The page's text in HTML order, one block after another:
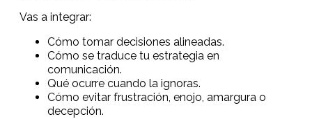
Vas a integrar:
Cómo tomar decisiones alineadas.
Cómo se traduce tu estrategia en
comunicación.
Qué ocurre cuando la ignoras.
Cómo evitar frustración, enojo, amargura o
decepción.